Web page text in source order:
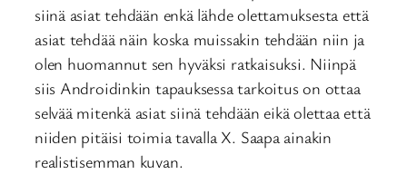
siinä asiat tehdään enkä lähde olettamuksesta että
asiat tehdää näin koska muissakin tehdään niin ja
olen huomannut sen hyväksi ratkaisuksi. Niinpä
siis Androidinkin tapauksessa tarkoitus on ottaa
selvää mitenkä asiat siinä tehdään eikä olettaa että
niiden pitäisi toimia tavalla X. Saapa ainakin
realistisemman kuvan.